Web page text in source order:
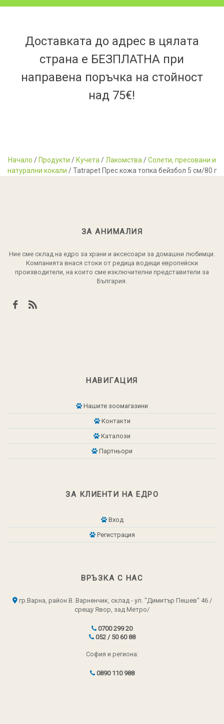
Доставката до адрес в цялата
страна е БЕЗПЛАТНА при
направена поръчка на стойност
над 75€!
Начало / Продукти / Кучета / Лакомства /Солети, пресовани и
натурални кокали / Tatrapet Прес.кожа топка бейзбол 5 см/80 г
ЗА АНИМАЛИЯ
Ние сме склад на едро за храни и аксесоари за домашни любимци.
Компанията внася стоки от редица водещи европейски
производители, на които сме изключителни представители за
България.
НАВИГАЦИЯ
Нашите зоомагазини
Контакти
Каталози
Партньори
ЗА КЛИЕНТИ НА ЕДРО
Вход
Регистрация
ВРЪЗКА С НАС
гр.Варна, район В. Варненчик, склад - ул. "Димитър Пешев" 46 /
срещу Явор, зад Метро/
0700 299 20
052 / 50 60 88
София и региона:
0890 110 988